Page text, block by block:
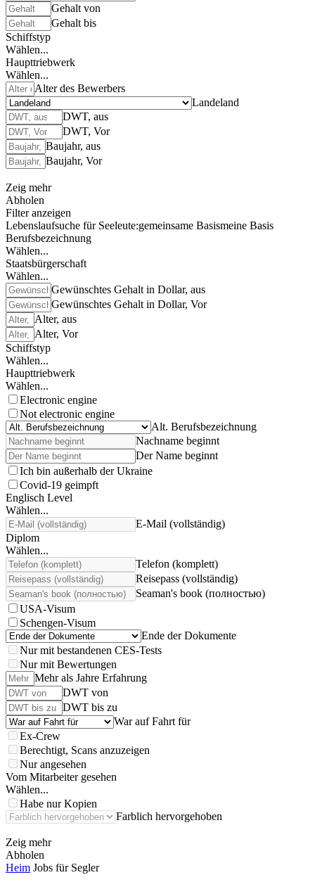
Gehalt von
Gehalt bis
Schiffstyp
Wählen...
Haupttriebwerk
Wählen...
Alter des Bewerbers
Landeland
DWT, aus
DWT, Vor
Baujahr, aus
Baujahr, Vor
Zeig mehr
Abholen
Filter anzeigen
Lebenslaufsuche für Seeleute:gemeinsame Basismeine Basis
Berufsbezeichnung
Wählen...
Staatsbürgerschaft
Wählen...
Gewünschtes Gehalt in Dollar, aus
Gewünschtes Gehalt in Dollar, Vor
Alter, aus
Alter, Vor
Schiffstyp
Wählen...
Haupttriebwerk
Wählen...
Electronic engine
Not electronic engine
Alt. Berufsbezeichnung
Nachname beginnt
Der Name beginnt
Ich bin außerhalb der Ukraine
Covid-19 geimpft
Englisch Level
Wählen...
E-Mail (vollständig)
Diplom
Wählen...
Telefon (komplett)
Reisepass (vollständig)
Seaman's book (полностью)
USA-Visum
Schengen-Visum
Ende der Dokumente
Nur mit bestandenen CES-Tests
Nur mit Bewertungen
Mehr als Jahre Erfahrung
DWT von
DWT bis zu
War auf Fahrt für
Ex-Crew
Berechtigt, Scans anzuzeigen
Nur angesehen
Vom Mitarbeiter gesehen
Wählen...
Habe nur Kopien
Farblich hervorgehoben
Zeig mehr
Abholen
Heim Jobs für Segler